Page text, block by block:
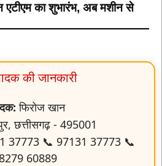
एटीएम का शुभारंभ, अब मशीन से
की जानकारी
फिरोज खान
छत्तीसगढ़ - 495001
37773 📞 97131 37773 📞
60889